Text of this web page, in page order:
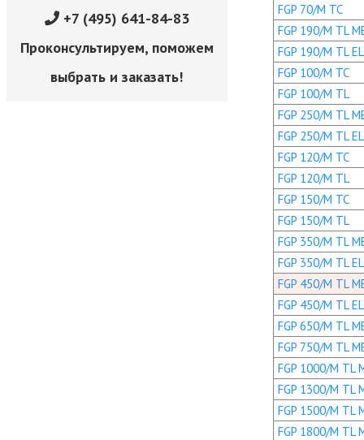
+7 (495) 641-84-83
Проконсультируем, поможем
выбрать и заказать!
FGP 70/M TC
FGP 190/M TL
FGP 190/M TL EL
FGP 100/M TC
FGP 100/M TL
FGP 250/M TL
FGP 250/M TL EL
FGP 120/M TC
FGP 120/M TL
FGP 150/M TC
FGP 150/M TL
FGP 350/M TL
FGP 350/M TL EL
FGP 450/M TL
FGP 450/M TL EL
FGP 650/M TL
FGP 750/M TL
FGP 1000/M TL
FGP 1300/M TL
FGP 1500/M TL
FGP 1800/M TL